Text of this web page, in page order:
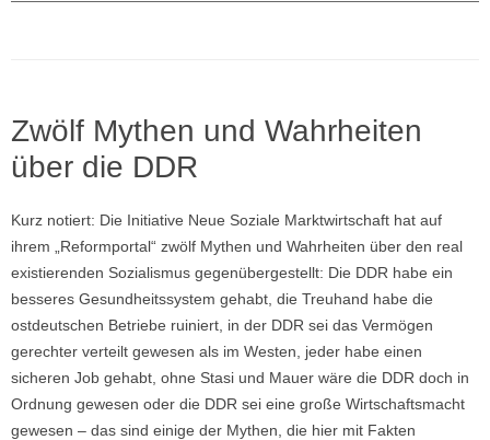
Zwölf Mythen und Wahrheiten
über die DDR
Kurz notiert: Die Initiative Neue Soziale Marktwirtschaft hat auf
ihrem „Reformportal“ zwölf Mythen und Wahrheiten über den real
existierenden Sozialismus gegenübergestellt: Die DDR habe ein
besseres Gesundheitssystem gehabt, die Treuhand habe die
ostdeutschen Betriebe ruiniert, in der DDR sei das Vermögen
gerechter verteilt gewesen als im Westen, jeder habe einen
sicheren Job gehabt, ohne Stasi und Mauer wäre die DDR doch in
Ordnung gewesen oder die DDR sei eine große Wirtschaftsmacht
gewesen – das sind einige der Mythen, die hier mit Fakten